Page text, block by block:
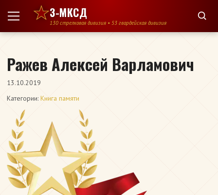
Перейти к содержимому
3-МКСД
130 стрелковая дивизия • 53 гвардейская дивизия
Ражев Алексей Варламович
13.10.2019
Категории: Книга памяти